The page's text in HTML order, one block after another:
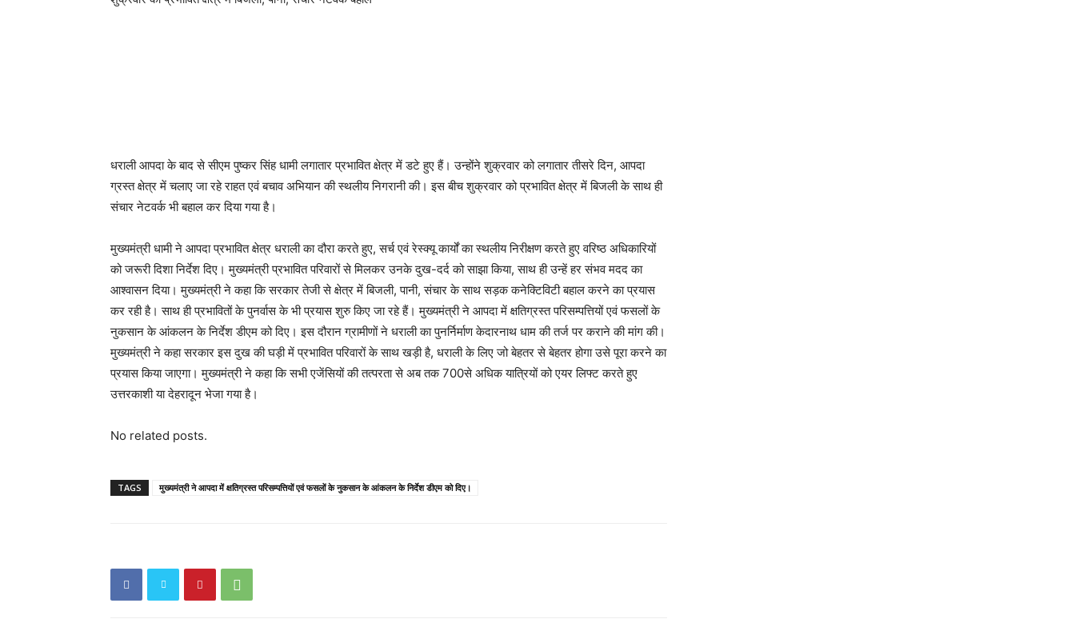
धराली आपदा के बाद से सीएम पुष्कर सिंह धामी लगातार प्रभावित क्षेत्र में डटे हुए हैं। उन्होंने शुक्रवार को लगातार तीसरे दिन, आपदा
ग्रस्त क्षेत्र में चलाए जा रहे राहत एवं बचाव अभियान की स्थलीय निगरानी की। इस बीच शुक्रवार को प्रभावित क्षेत्र में बिजली के साथ ही
संचार नेटवर्क भी बहाल कर दिया गया है।
मुख्यमंत्री धामी ने आपदा प्रभावित क्षेत्र धराली का दौरा करते हुए, सर्च एवं रेस्क्यू कार्यों का स्थलीय निरीक्षण करते हुए वरिष्ठ अधिकारियों
को जरूरी दिशा निर्देश दिए। मुख्यमंत्री प्रभावित परिवारों से मिलकर उनके दुख-दर्द को साझा किया, साथ ही उन्हें हर संभव मदद का
आश्वासन दिया। मुख्यमंत्री ने कहा कि सरकार तेजी से क्षेत्र में बिजली, पानी, संचार के साथ सड़क कनेक्टिविटी बहाल करने का प्रयास
कर रही है। साथ ही प्रभावितों के पुनर्वास के भी प्रयास शुरु किए जा रहे हैं। मुख्यमंत्री ने आपदा में क्षतिग्रस्त परिसम्पत्तियों एवं फसलों के
नुकसान के आंकलन के निर्देश डीएम को दिए। इस दौरान ग्रामीणों ने धराली का पुनर्निर्माण केदारनाथ धाम की तर्ज पर कराने की मांग की।
मुख्यमंत्री ने कहा सरकार इस दुख की घड़ी में प्रभावित परिवारों के साथ खड़ी है, धराली के लिए जो बेहतर से बेहतर होगा उसे पूरा करने का
प्रयास किया जाएगा। मुख्यमंत्री ने कहा कि सभी एजेंसियों की तत्परता से अब तक 700से अधिक यात्रियों को एयर लिफ्ट करते हुए
उत्तरकाशी या देहरादून भेजा गया है।
No related posts.
TAGS मुख्यमंत्री ने आपदा में क्षतिग्रस्त परिसम्पत्तियों एवं फसलों के नुकसान के आंकलन के निर्देश डीएम को दिए।